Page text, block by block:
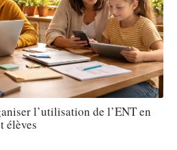
l’utilisation de l’ENT en
élèves